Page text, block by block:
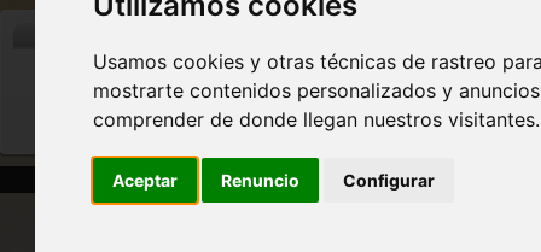
Usamos cookies y otras técnicas de rastreo
mostrarte contenidos personalizados y
comprender de donde llegan nuestros visitantes.
Aceptar Renuncio Configurar
Introduce tu dirección de correo electrónico y veremos si has
Correo electrónico:
Home|Solicitud de soporte|Pie de imprenta